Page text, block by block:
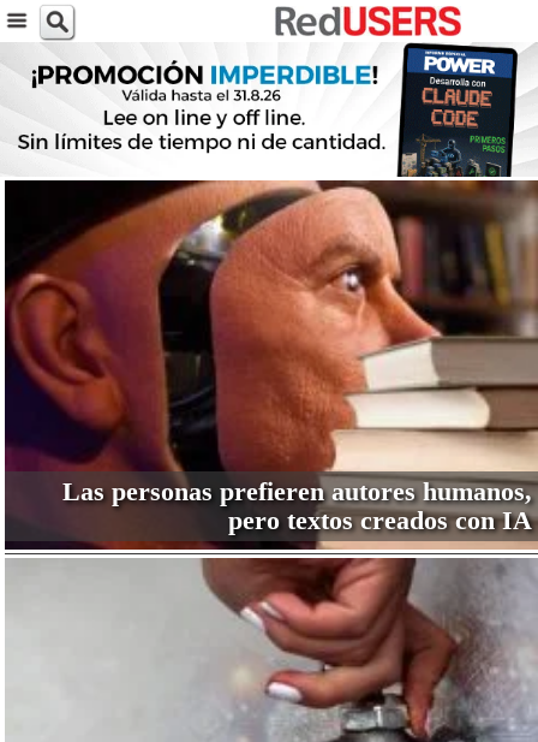
Las personas prefieren autores humanos,
pero textos creados con IA